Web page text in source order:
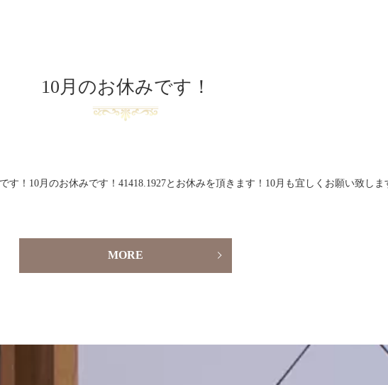
10月のお休みです！
す！10月のお休みです！41418.1927とお休みを頂きます！10月も宜しくお願い致し
MORE